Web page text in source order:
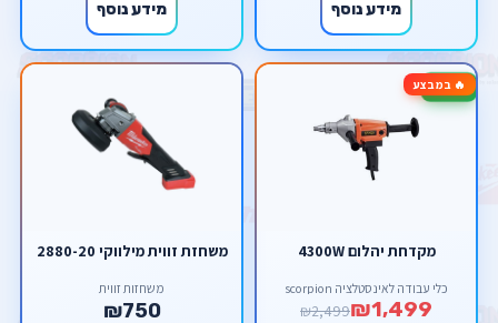
מידע נוסף מידע נוסף
🔥 במבצע-40%
מקדחת יהלום 4300W
כלי עבודה לאינסטלציה scorpion
₪1,499
₪2,499
משחזת זווית מילווקי 2880-20
משחזות זווית
₪750